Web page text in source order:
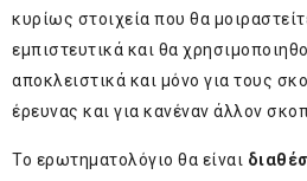
κυρίως στοιχεία που θα
εμπιστευτικά και θα
αποκλειστικά και μόνο για τους
έρευνας και για κανέναν άλλον
Το ερωτηματολόγιο θα είναι